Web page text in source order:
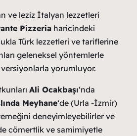
ve leziz İtalyan lezzetleri
Pizzeria haricindeki
Türk lezzetleri ve tariflerine
geleneksel yöntemlerle
yorumluyor.
Ali Ocakbaşı‘nda
Meyhane‘de (Urla -İzmir)
deneyimleyebilirler ve
cömertlik ve samimiyetle